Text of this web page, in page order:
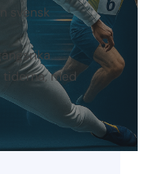
svensk
tiderna, med